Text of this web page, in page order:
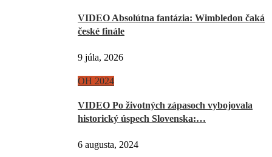
VIDEO Absolútna fantázia: Wimbledon čaká
české finále
9 júla, 2026
OH 2024
VIDEO Po životných zápasoch vybojovala
historický úspech Slovenska:…
6 augusta, 2024